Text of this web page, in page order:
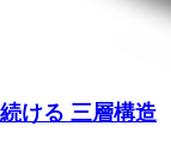
ける 三層構造